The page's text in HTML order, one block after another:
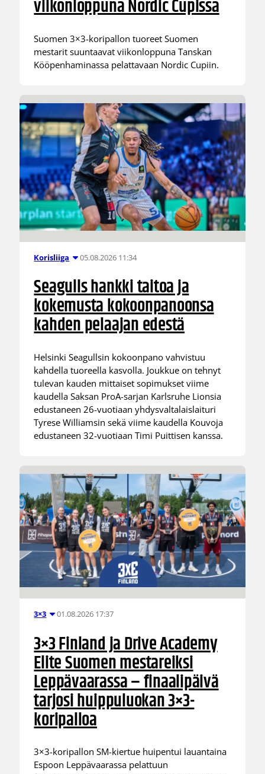
viikonloppuna Nordic Cupissa
Suomen 3×3-koripallon tuoreet Suomen
mestarit suuntaavat viikonloppuna Tanskan
Kööpenhaminassa pelattavaan Nordic Cupiin.
Korisliiga 05.08.2026 11:34
Seagulls hankki taitoa ja
kokemusta kokoonpanoonsa
kahden pelaajan edestä
Helsinki Seagullsin kokoonpano vahvistuu
kahdella tuoreella kasvolla. Joukkue on tehnyt
tulevan kauden mittaiset sopimukset viime
kaudella Saksan ProA-sarjan Karlsruhe Lionsia
edustaneen 26-vuotiaan yhdysvaltalaislaituri
Tyrese Williamsin sekä viime kaudella Kouvoja
edustaneen 32-vuotiaan Timi Puittisen kanssa.
3×3 01.08.2026 17:37
3×3 Finland ja Drive Academy
Elite Suomen mestareiksi
Leppävaarassa – finaalipäivä
tarjosi huippuluokan 3×3-
koripalloa
3×3-koripallon SM-kiertue huipentui lauantaina
Espoon Leppävaarassa pelattuun